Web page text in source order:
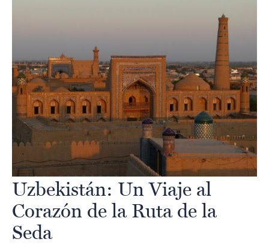
Uzbekistán: Un Viaje al
Corazón de la Ruta de la
Seda